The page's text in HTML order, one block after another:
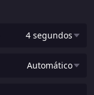
4 segundos
Automático